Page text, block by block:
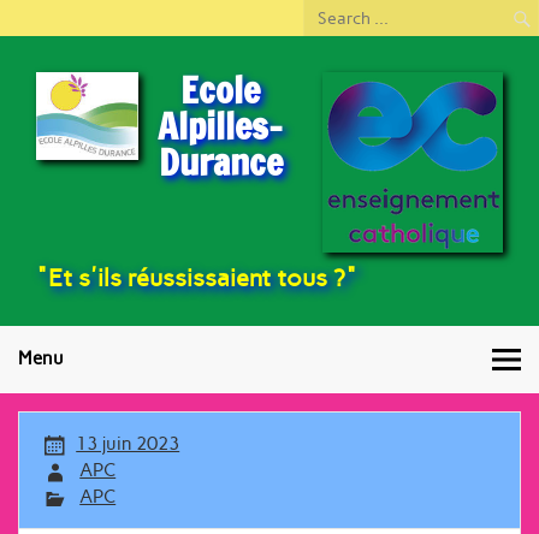
Ecole
Alpilles-
Durance
"Et s'ils réussissaient tous ?"
Menu
13 juin 2023
APC
APC